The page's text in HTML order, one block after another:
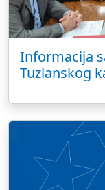
Informacija
Tuzlanskog